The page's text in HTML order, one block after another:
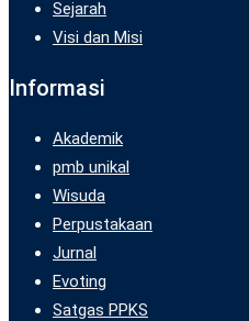
Sejarah
Visi dan Misi
Informasi
Akademik
pmb unikal
Wisuda
Perpustakaan
Jurnal
Evoting
Satgas PPKS